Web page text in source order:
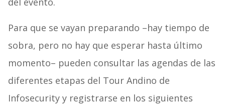
Para que se vayan preparando –hay tiempo de
sobra, pero no hay que esperar hasta último
momento– pueden consultar las agendas de las
diferentes etapas del Tour Andino de
Infosecurity y registrarse en los siguientes